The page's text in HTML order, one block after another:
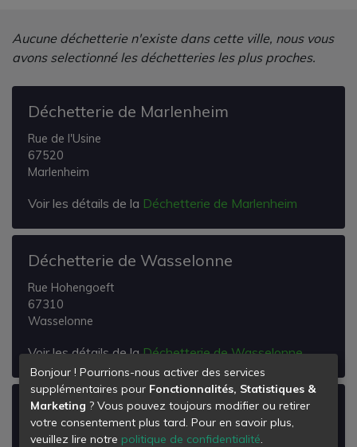
Aucune déchetterie n'existe dans cette ville, nous vous
avons selectionné les déchetteries les plus proches.
Déchetterie de Marlenheim
Rue de l'Usine
67520
Marlenheim
Voir les détails de la Déchetterie de Marlenheim
Déchetterie de Wasselonne
Rue Hohengoeft
67310
Wasselonne
Voir les détails de laDéchetterie de Wasselonne
Déchetterie de Dossenheim-
kochersberg
Bonjour ! Pourrions-nous activer des services
supplémentaires pour Fonctionnalités, Statistiques &
Marketing ? Vous pouvez toujours modifier ou retirer
votre consentement plus tard. Pour en savoir plus,
veuillez lire notre politique de confidentialité.